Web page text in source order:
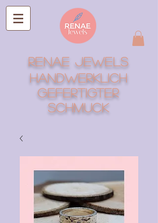
RENAE Jewels
Handwerklich
gefertigter
Schmuck